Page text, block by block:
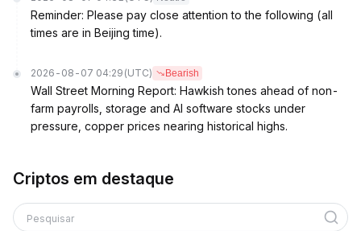
Reminder: Please pay close attention to the following (all
times are in Beijing time).
2026-08-07 04:29 (UTC) Bearish
Wall Street Morning Report: Hawkish tones ahead of non-
farm payrolls, storage and AI software stocks under
pressure, copper prices nearing historical highs.
Criptos em destaque
Pesquisar